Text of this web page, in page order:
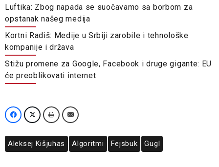
Luftika: Zbog napada se suočavamo sa borbom za
opstanak našeg medija
Kortni Radiš: Medije u Srbiji zarobile i tehnološke
kompanije i država
Stižu promene za Google, Facebook i druge gigante: EU
će preoblikovati internet
Aleksej Kišjuhas Algoritmi Fejsbuk Gugl